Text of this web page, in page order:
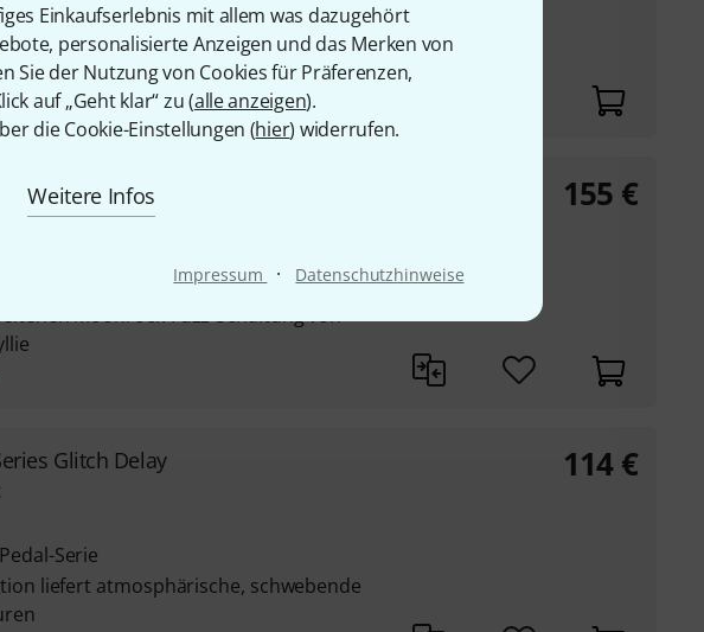
Einkaufserlebnis mit allem was dazugehört
personalisierte Anzeigen und das Merken von
Sie der Nutzung von Cookies für Präferenzen,
auf „Geht klar“ zu (alle anzeigen).
die Cookie-Einstellungen (hier) widerrufen.
Weitere Infos
Impressum · Datenschutzhinweise
der Boost-Kanal ist getrennt oder
nutzbar
- Octave Fuzz
Swell, Fuzz und Octave
Moonrock-Fuzz-Schaltung von
155 €
Glitch Delay
Serie
liefert atmosphärische, schwebende
114 €